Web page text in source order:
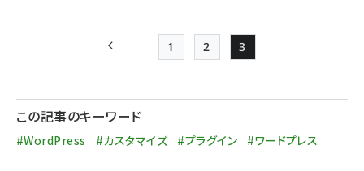
送
り
前ページ Page
1
Page
2
Page
3
この記事のキーワード
#WordPress #カスタマイズ #プラグイン #ワードプレス